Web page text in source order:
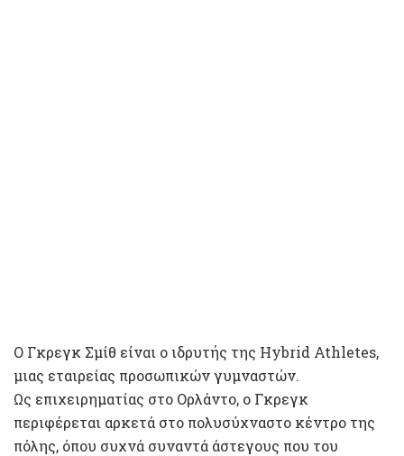
Ο Γκρεγκ Σμίθ είναι ο ιδρυτής της Hybrid Athletes,
μιας εταιρείας προσωπικών γυμναστών.
Ως επιχειρηματίας στο Ορλάντο, ο Γκρεγκ
περιφέρεται αρκετά στο πολυσύχναστο κέντρο της
πόλης, όπου συχνά συναντά άστεγους που του